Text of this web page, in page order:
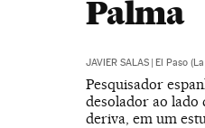
Palma
JAVIER SALAS | El Paso
Pesquisador
desolador ao lado
deriva, em um